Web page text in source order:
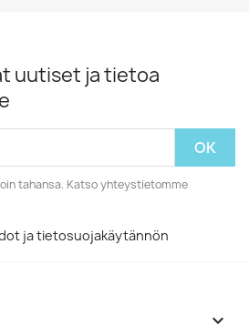
uutiset ja tietoa
tahansa. Katso yhteystietomme
ja tietosuojakäytännön
